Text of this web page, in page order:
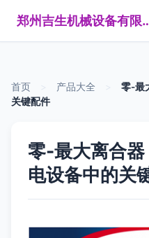
郑州吉生机
首页 产品大全
零-最
关键配件
零-最大离合
电设备中的关